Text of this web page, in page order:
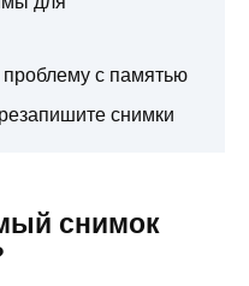
с памятью
снимки
снимок